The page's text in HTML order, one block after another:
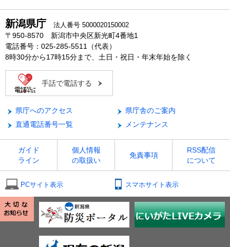
新潟県庁 法人番号 5000020150002
〒950-8570 新潟市中央区新光町4番地1
電話番号：025-285-5511（代表）
8時30分から17時15分まで、土日・祝日・年末年始を除く
手話で電話する
県庁へのアクセス
県庁舎のご案内
直通電話番号一覧
メンテナンス
ガイド
ライン
個人情報
の取扱い
免責事項
RSS配信
について
PCサイト表示 スマホサイト表示